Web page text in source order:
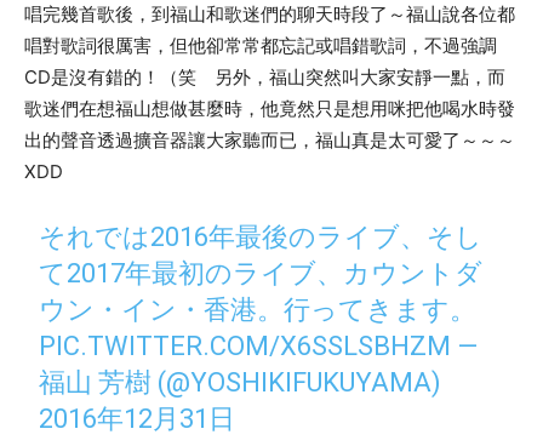
唱完幾首歌後，到福山和歌迷們的聊天時段了～福山說各位都
唱對歌詞很厲害，但他卻常常都忘記或唱錯歌詞，不過強調
CD是沒有錯的！（笑 另外， 福山突然叫大家安靜一點，而
歌迷們在想福山想做甚麼時， 他竟然只是想用咪把他喝水時發
出的聲音透過擴音器讓大家聽而已，福山真是太可愛了～～～
XDD
それでは2016年最後のライブ、そし
て2017年最初のライブ、カウントダ
ウン・イン・香港。行ってきます。
PIC.TWITTER.COM/X6SSLSBHZM —
福山 芳樹 (@YOSHIKIFUKUYAMA)
2016年12月31日